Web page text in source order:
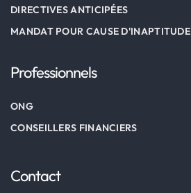
DIRECTIVES ANTICIPÉES
MANDAT POUR CAUSE D'INAPTITUDE
Professionnels
ONG
CONSEILLERS FINANCIERS
Contact